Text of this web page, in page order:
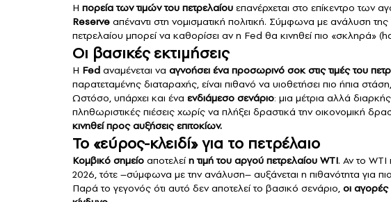
Η πορεία των τιμών του πετρελαίου επανέρχεται στο επίκεντρο των
Reserve απέναντι στη νομισματική πολιτική. Σύμφωνα με ανάλυση της
πετρελαίου μπορεί να καθορίσει αν η Fed θα κινηθεί πιο «σκληρά»
Οι βασικές εκτιμήσεις
Η Fed αναμένεται να αγνοήσει ένα προσωρινό σοκ στις τιμές του
παρατεταμένης διαταραχής, είναι πιθανό να υιοθετήσει πιο ήπια
Ωστόσο, υπάρχει και ένα ενδιάμεσο σενάριο: μια μέτρια αλλά
πληθωριστικές πιέσεις χωρίς να πλήξει δραστικά την οικονομική
κινηθεί προς αυξήσεις επιτοκίων.
Το «εύρος-κλειδί» για το πετρέλαιο
Κομβικό σημείο αποτελείη τιμή του αργού πετρελαίου WTI. Αν το
2026, τότε –σύμφωνα με την ανάλυση– αυξάνεται η πιθανότητα για πιο
Παρά το γεγονός ότι αυτό δεν αποτελεί το βασικό σενάριο, οι